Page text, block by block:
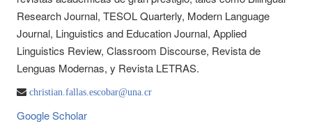
Research Journal, TESOL Quarterly, Modern Language
Journal, Linguistics and Education Journal, Applied
Linguistics Review, Classroom Discourse, Revista de
Lenguas Modernas, y Revista LETRAS.
christian.fallas.escobar@una.cr
Google Scholar